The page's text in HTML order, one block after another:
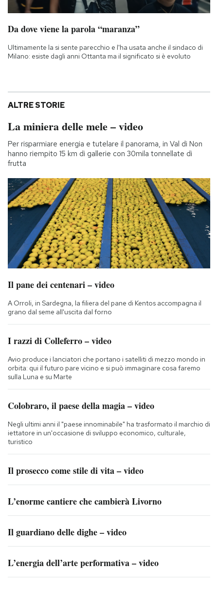
Da dove viene la parola “maranza”
Ultimamente la si sente parecchio e l'ha usata anche il sindaco di
Milano: esiste dagli anni Ottanta ma il significato si è evoluto
ALTRE STORIE
La miniera delle mele – video
Per risparmiare energia e tutelare il panorama, in Val di Non
hanno riempito 15 km di gallerie con 30mila tonnellate di
frutta
Il pane dei centenari – video
A Orroli, in Sardegna, la filiera del pane di Kentos accompagna il
grano dal seme all'uscita dal forno
I razzi di Colleferro – video
Avio produce i lanciatori che portano i satelliti di mezzo mondo in
orbita: qui il futuro pare vicino e si può immaginare cosa faremo
sulla Luna e su Marte
Colobraro, il paese della magia – video
Negli ultimi anni il "paese innominabile" ha trasformato il marchio di
iettatore in un'occasione di sviluppo economico, culturale,
turistico
Il prosecco come stile di vita – video
L’enorme cantiere che cambierà Livorno
Il guardiano delle dighe – video
L’energia dell’arte performativa – video